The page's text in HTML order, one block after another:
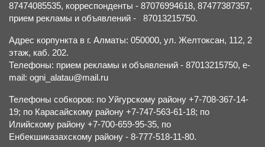
87474085535, корреспонденты - 87076994618, 87477387357,
прием рекламы и объявлений - 87013215750.
Адрес корпункта в г. Алматы: 050000, ул. Желтоксан, 112, 2
этаж, каб. 202.
Телефоны: прием рекламы и объявлений - 87013215750, e-
mail: ogni_alatau@mail.ru
Телефоны собкоров: по Уйгурскому району +7-708-367-14-
19; по Карасайскому району +7-747-563-61-18; по
Илийскому району +7-700-659-95-35, по
Енбекшиказахскому району - 8-777-518-11-80.